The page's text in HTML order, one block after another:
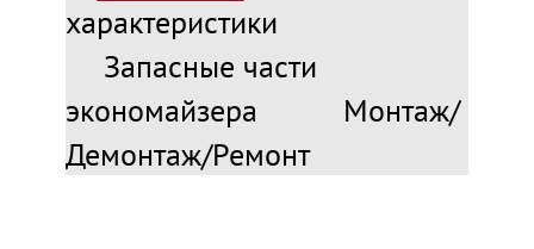
характеристики
Запасные части
экономайзера
Монтаж/
Демонтаж/Ремонт